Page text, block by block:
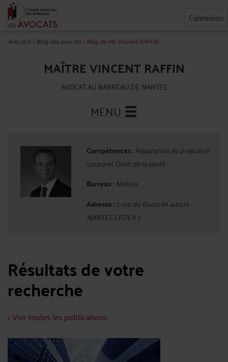
Connexion
Avocat.fr>Blog des avocats>Blog de Me Vincent RAFFIN
MAÎTRE VINCENT RAFFIN
AVOCAT AU BARREAU DE NANTES
MENU
Compétences : Réparation du préjudice
corporel, Droit de la santé
Barreau : Nantes
Adresse :1 rue du Guesclin 44016
NANTES CEDEX 1
Résultats de votre
recherche
< Voir toutes les publications